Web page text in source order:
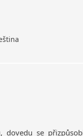
dovedu se